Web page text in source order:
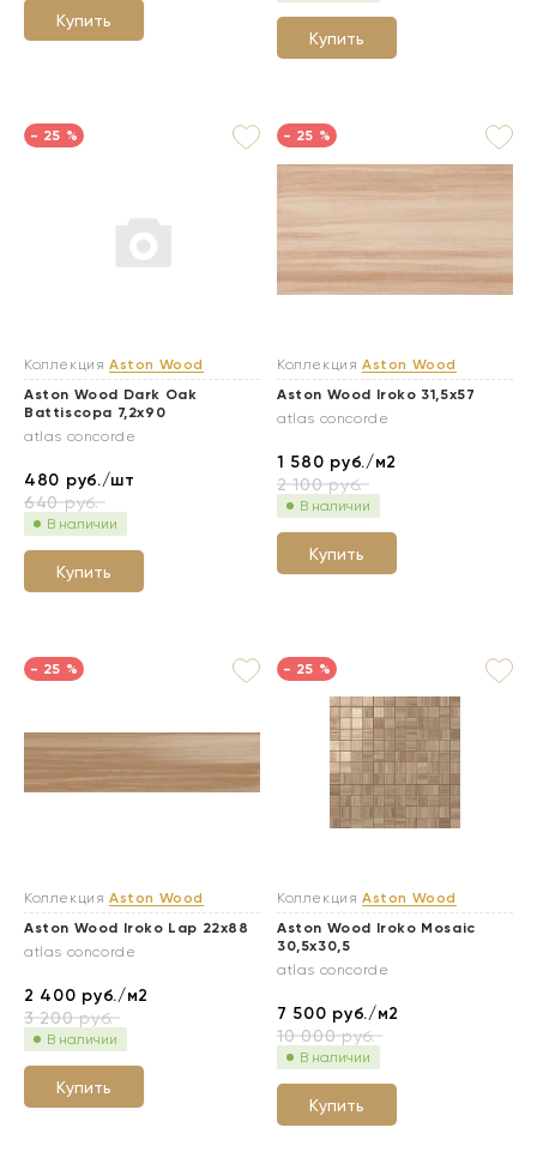
Купить
Купить
- 25 %
Коллекция Aston Wood
Aston Wood Dark Oak
Battiscopa 7,2х90
atlas concorde
480 руб./шт
640руб.
В наличии
Купить
- 25 %
Коллекция Aston Wood
Aston Wood Iroko 31,5x57
atlas concorde
1 580 руб./м2
2 100руб.
В наличии
Купить
- 25 %
Коллекция Aston Wood
Aston Wood Iroko Lap 22x88
atlas concorde
2 400 руб./м2
3 200руб.
В наличии
Купить
- 25 %
Коллекция Aston Wood
Aston Wood Iroko Mosaic
30,5x30,5
atlas concorde
7 500 руб./м2
10 000руб.
В наличии
Купить